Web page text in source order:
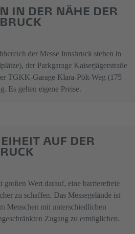
IN DER NÄHE DER
der Messe Innsbruck stehen in
der Parkgarage Kaiserjägerstraße
TGKK-Garage Klara-Pölt-Weg (175
Es gelten eigene Preise.
AUF DER
großen Wert darauf, eine barrierefreie
zu schaffen. Das Messegelände ist
Menschen mit unterschiedlichen
Zugang zu ermöglichen.